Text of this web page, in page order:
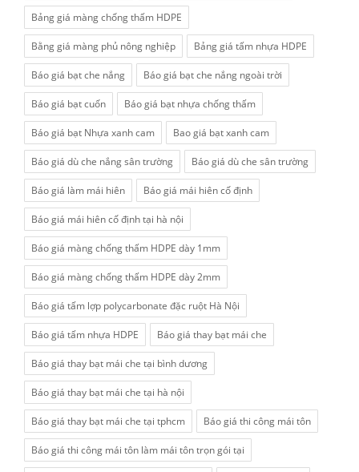
Bảng giá màng chống thấm HDPE
Bằng giá màng phủ nông nghiệp Bảng giá tấm nhựa HDPE
Báo giá bạt che nắng Báo giá bạt che nắng ngoài trời
Báo giá bạt cuốn Báo giá bạt nhựa chống thấm
Báo giá bạt Nhựa xanh cam Bao giá bạt xanh cam
Báo giá dù che nắng sân trường Báo giá dù che sân trường
Báo giá làm mái hiên Báo giá mái hiên cố định
Báo giá mái hiên cố định tại hà nội
Báo giá màng chống thấm HDPE dày 1mm
Báo giá màng chống thấm HDPE dày 2mm
Báo giá tấm lợp polycarbonate đặc ruột Hà Nội
Báo giá tấm nhựa HDPE Báo giá thay bạt mái che
Báo giá thay bạt mái che tại bình dương
Báo giá thay bạt mái che tại hà nội
Báo giá thay bạt mái che tại tphcm Báo giá thi công mái tôn
Báo giá thi công mái tôn làm mái tôn trọn gói tại